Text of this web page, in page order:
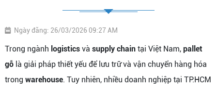
Ngày đăng: 26/03/2026 09:27 AM
Trong ngành logistics và supply chain tại Việt Nam, pallet
gỗ là giải pháp thiết yếu để lưu trữ và vận chuyển hàng hóa
trong warehouse. Tuy nhiên, nhiều doanh nghiệp tại TP.HCM